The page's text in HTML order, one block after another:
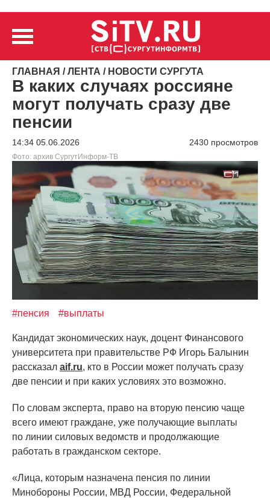
ГЛАВНАЯ /ЛЕНТА / НОВОСТИ СУРГУТА
В каких случаях россияне
могут получать сразу две
пенсии
14:34 05.06.2026 2430 просмотров
Фото: архив СургутИнформ-ТВ
#пенсия #выплаты
Кандидат экономических наук, доцент Финансового
университета при правительстве РФ Игорь Балынин
рассказал aif.ru, кто в России может получать сразу
две пенсии и при каких условиях это возможно.
По словам эксперта, право на вторую пенсию чаще
всего имеют граждане, уже получающие выплаты
по линии силовых ведомств и продолжающие
работать в гражданском секторе.
«Лица, которым назначена пенсия по линии
Минобороны России, МВД России, Федеральной